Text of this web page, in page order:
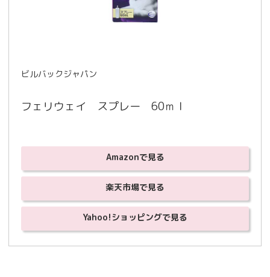
ビルバックジャパン
フェリウェイ　スプレー　60ｍｌ
Amazonで見る
楽天市場で見る
Yahoo!ショッピングで見る